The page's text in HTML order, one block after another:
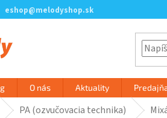
eshop@melodyshop.sk
O nás Aktuality
PA (ozvučovacia technika)